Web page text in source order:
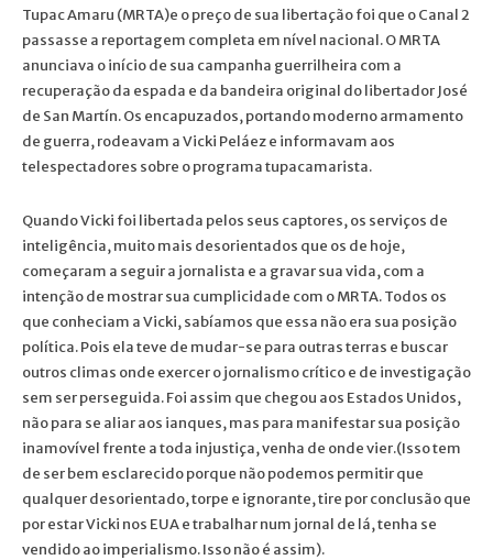
Tupac Amaru (MRTA)e o preço de sua libertação foi que o Canal 2
passasse a reportagem completa em nível nacional. O MRTA
anunciava o início de sua campanha guerrilheira com a
recuperação da espada e da bandeira original do libertador José
de San Martín. Os encapuzados, portando moderno armamento
de guerra, rodeavam a Vicki Peláez e informavam aos
telespectadores sobre o programa tupacamarista.
Quando Vicki foi libertada pelos seus captores, os serviços de
inteligência, muito mais desorientados que os de hoje,
começaram a seguir a jornalista e a gravar sua vida, com a
intenção de mostrar sua cumplicidade com o MRTA. Todos os
que conheciam a Vicki, sabíamos que essa não era sua posição
política. Pois ela teve de mudar-se para outras terras e buscar
outros climas onde exercer o jornalismo crítico e de investigação
sem ser perseguida. Foi assim que chegou aos Estados Unidos,
não para se aliar aos ianques, mas para manifestar sua posição
inamovível frente a toda injustiça, venha de onde vier.(Isso tem
de ser bem esclarecido porque não podemos permitir que
qualquer desorientado, torpe e ignorante, tire por conclusão que
por estar Vicki nos EUA e trabalhar num jornal de lá, tenha se
vendido ao imperialismo. Isso não é assim).